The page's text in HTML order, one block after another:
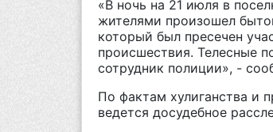
«В ночь на 21 июля в
жителями произошел
который был пресечен
происшествия. Телесные
сотрудник полиции», -
По фактам хулиганства и
ведется досудебное